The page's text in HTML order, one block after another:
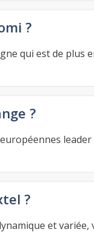
?
qui est de plus
?
?
et